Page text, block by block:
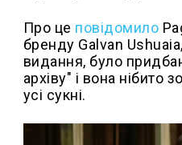
Про це повідомило
бренду Galvan
видання, було
архіву" і вона нібито
усі сукні.